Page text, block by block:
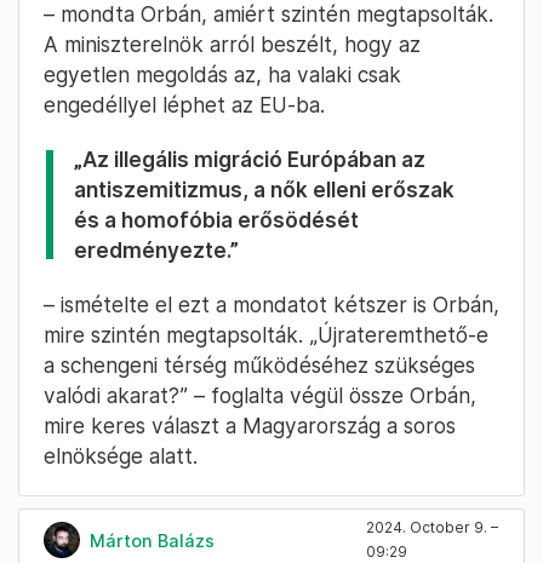
– mondta Orbán, amiért szintén megtapsolták.
A miniszterelnök arról beszélt, hogy az
egyetlen megoldás az, ha valaki csak
engedéllyel léphet az EU-ba.
„Az illegális migráció Európában az
antiszemitizmus, a nők elleni erőszak
és a homofóbia erősödését
eredményezte.”
– ismételte el ezt a mondatot kétszer is Orbán,
mire szintén megtapsolták. „Újrateremthető-e
a schengeni térség működéséhez szükséges
valódi akarat?” – foglalta végül össze Orbán,
mire keres választ a Magyarország a soros
elnöksége alatt.
Márton Balázs
2024. October 9. –
09:29